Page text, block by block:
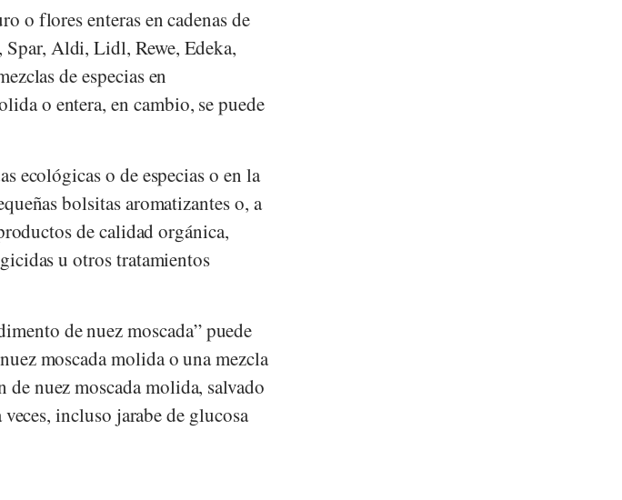
o flores enteras en cadenas de
, Spar, Aldi,Lidl, Rewe, Edeka,
de especias en
o entera, en cambio, se puede
ecológicas o de especias o en la
bolsitas aromatizantes o, a
de calidad orgánica,
u otros tratamientos
de nuez moscada” puede
moscada molida o una mezcla
de nuez moscada molida, salvado
incluso jarabe de glucosa